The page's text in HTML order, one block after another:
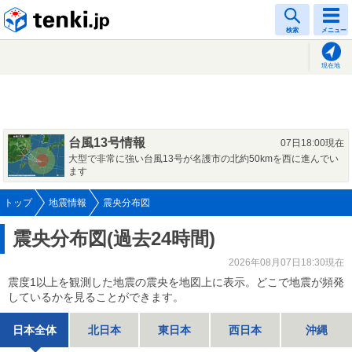
検索 メニュー
現在地
台風13号情報
07日18:00現在
大型で非常に強い台風13号が名護市の北約50kmを西に進んでい
ます
トップ 地震情報 震央分布図
震央分布図(過去24時間)
2026年08月07日18:30現在
震度1以上を観測した地震の震央を地図上に表示。どこで地震が頻発
しているかを見ることができます。
日本全体 北日本 東日本 西日本 沖縄